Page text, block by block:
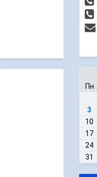
Пн
3
10
17
24
31